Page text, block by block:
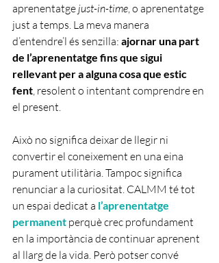
aprenentatge just-in-time, o aprenentatge
just a temps. La meva manera
d’entendre’l és senzilla: ajornar una part
de l’aprenentatge fins que sigui
rellevant per a alguna cosa que estic
fent, resolent o intentant comprendre en
el present.
Això no significa deixar de llegir ni
convertir el coneixement en una eina
purament utilitària. Tampoc significa
renunciar a la curiositat. CALMM té tot
un espai dedicat a l’aprenentatge
permanent perquè crec profundament
en la importància de continuar aprenent
al llarg de la vida. Però potser convé